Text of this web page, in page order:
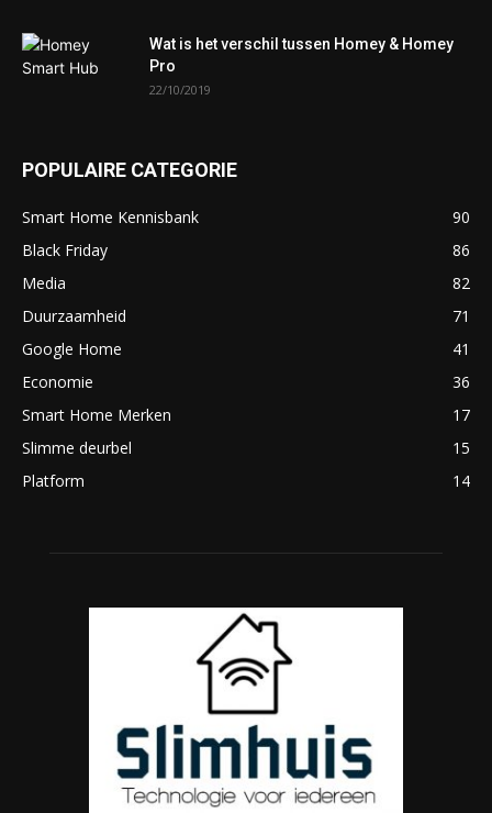
Wat is het verschil tussen Homey & Homey
Pro
22/10/2019
POPULAIRE CATEGORIE
Smart Home Kennisbank
90
Black Friday
86
Media
82
Duurzaamheid
71
Google Home
41
Economie
36
Smart Home Merken
17
Slimme deurbel
15
Platform
14